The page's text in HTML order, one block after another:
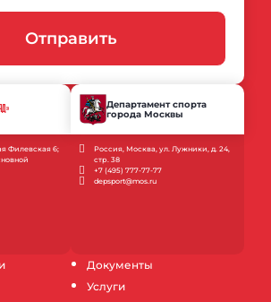
Документы
Услуги
Отправить
Филевская 6;
Департамент спорта
города Москвы
Россия, Москва, ул. Лужники, д. 24,
стр. 38
+7 (495) 777-77-77
depsport@mos.ru